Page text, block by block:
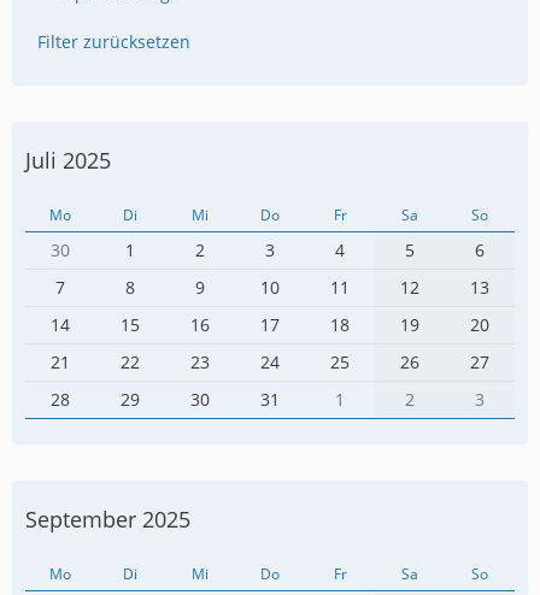
Filter zurücksetzen
Juli 2025
Mo Di Mi Do Fr Sa So
30 1 2 3 4 5
6
7
8 9 10 11 12
13
14
15 16 17 18 19
20
21
22 23 24 25 26
27
28
29 30 31 1 2 3
September 2025
Mo Di Mi Do Fr Sa So